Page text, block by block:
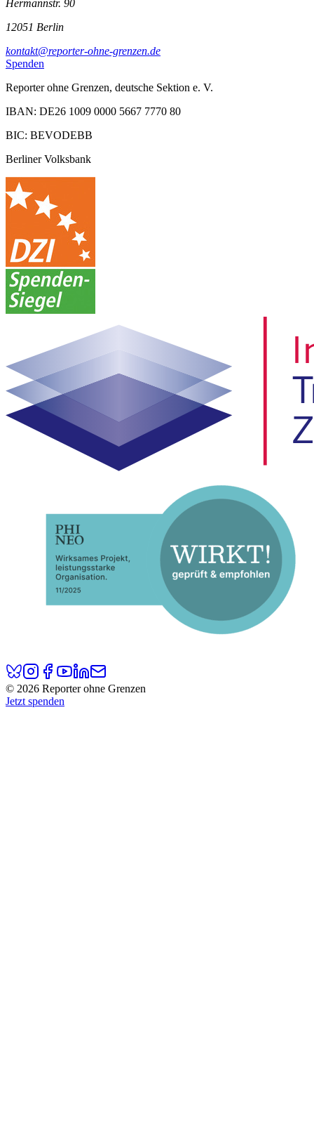
Hermannstr. 90
12051 Berlin
kontakt@reporter-ohne-grenzen.de
Spenden
Reporter ohne Grenzen, deutsche Sektion e. V.
IBAN: DE26 1009 0000 5667 7770 80
BIC: BEVODEBB
Berliner Volksbank
© 2026 Reporter ohne Grenzen
Jetzt spenden